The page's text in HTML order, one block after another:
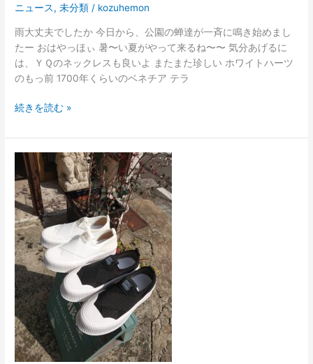
ニュース,未分類 / kozuhemon
雨大丈夫でしたか 今日から、公園の蝉達が一斉に鳴き始めまし
たー おはやっほぃ 暑〜い夏がやって来るね〜〜 気分あげるに
は、ＹＱのネックレスも良いよ またまた珍しい ホワイトハーツ
のもっ前 1700年くらいのベネチア テラ
続きを読む »
ラ
バ
ー
ス
リ
ッ
ポ
ン
入
荷